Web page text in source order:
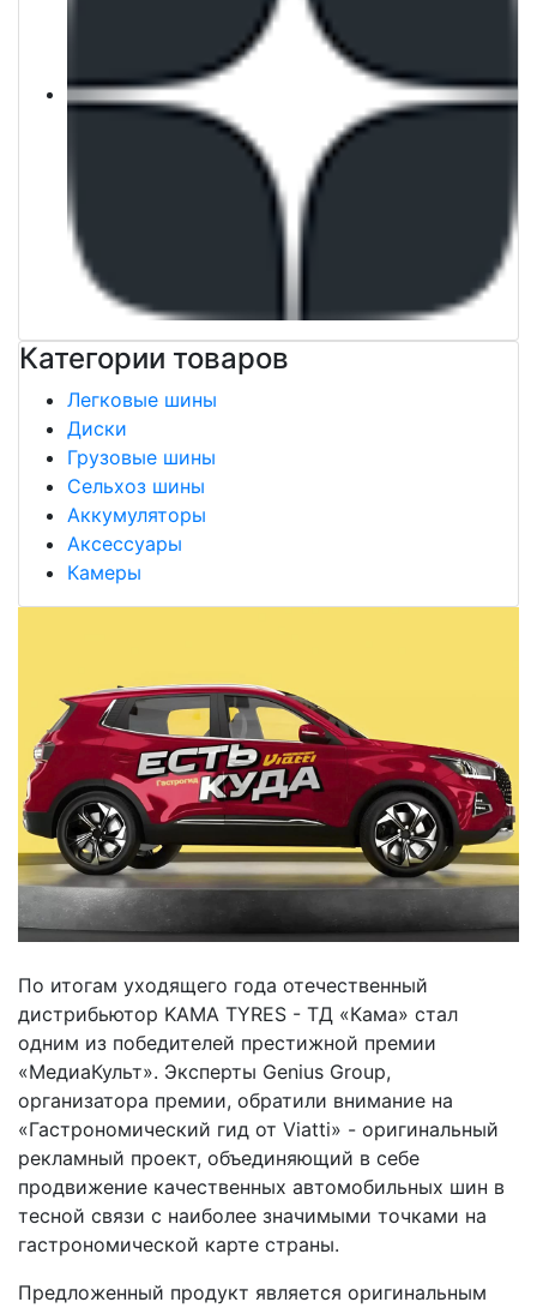
Категории товаров
Легковые шины
Диски
Грузовые шины
Сельхоз шины
Аккумуляторы
Аксессуары
Камеры
По итогам уходящего года отечественный
дистрибьютор KAMA TYRES - ТД «Кама» стал
одним из победителей престижной премии
«МедиаКульт». Эксперты Genius Group,
организатора премии, обратили внимание на
«Гастрономический гид от Viatti» - оригинальный
рекламный проект, объединяющий в себе
продвижение качественных автомобильных шин в
тесной связи с наиболее значимыми точками на
гастрономической карте страны.
Предложенный продукт является оригинальным